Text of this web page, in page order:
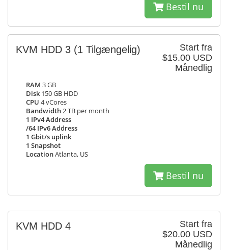
Bestil nu
Start fra
$15.00 USD
Månedlig
KVM HDD 3 (1 Tilgængelig)
RAM 3 GB
Disk 150 GB HDD
CPU 4 vCores
Bandwidth2 TB per month
1 IPv4 Address
/64 IPv6 Address
1 Gbit/s uplink
1 Snapshot
LocationAtlanta, US
Bestil nu
Start fra
$20.00 USD
Månedlig
KVM HDD 4